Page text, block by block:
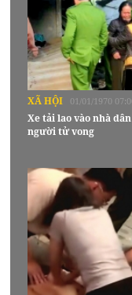
XÃ HỘI 01/01/1970
Xe tải lao vào nhà
người tử vong